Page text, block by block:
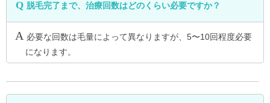
脱毛完了まで、治療回数はどのくらい必要ですか？
必要な回数は毛量によって異なりますが、5〜10回程度必要
になります。